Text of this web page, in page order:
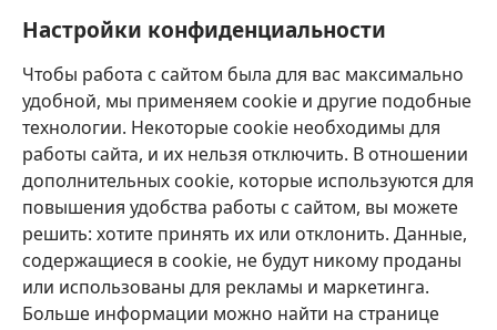
Настройки конфиденциальности
Чтобы работа с сайтом была для вас максимально
удобной, мы применяем cookie и другие подобные
технологии. Некоторые cookie необходимы для
работы сайта, и их нельзя отключить. В отношении
дополнительных cookie, которые используются для
повышения удобства работы с сайтом, вы можете
решить: хотите принять их или отклонить. Данные,
содержащиеся в cookie, не будут никому проданы
или использованы для рекламы и маркетинга.
Больше информации можно найти на странице
Пожертвования
в
новом
окне)
ОНЛАЙН-БИБЛИОТЕКА Сторожевой башни
(открывается
новом
окне)
JW Hub®
(открывается
в
новом
окне)
JW Library ®
Watchtower Library